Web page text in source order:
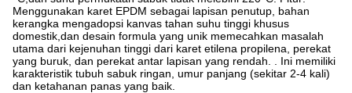
Menggunakan karet EPDM sebagai lapisan penutup, bahan
kerangka mengadopsi kanvas tahan suhu tinggi khusus
domestik,dan desain formula yang unik memecahkan masalah
utama dari kejenuhan tinggi dari karet etilena propilena, perekat
yang buruk, dan perekat antar lapisan yang rendah. . Ini memiliki
karakteristik tubuh sabuk ringan, umur panjang (sekitar 2-4 kali)
dan ketahanan panas yang baik.